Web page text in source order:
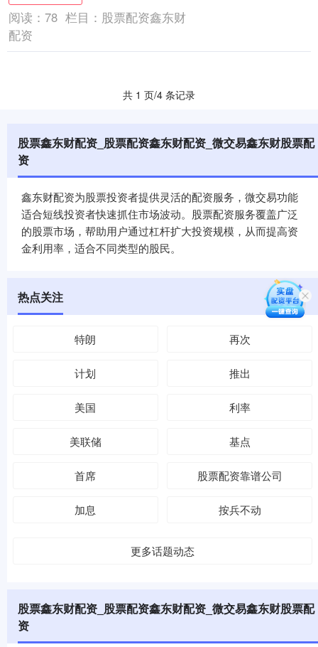
阅读： 78 栏目： 股票配资鑫东财
配资
共 1 页/4 条记录
股票鑫东财配资_股票配资鑫东财配资_微交易鑫东财股票配
资
鑫东财配资为股票投资者提供灵活的配资服务，微交易功能
适合短线投资者快速抓住市场波动。股票配资服务覆盖广泛
的股票市场，帮助用户通过杠杆扩大投资规模，从而提高资
金利用率，适合不同类型的股民。
热点关注
特朗 再次
计划 推出
美国 利率
美联储 基点
首席 股票配资靠谱公司
加息 按兵不动
更多话题动态
股票鑫东财配资_股票配资鑫东财配资_微交易鑫东财股票配
资